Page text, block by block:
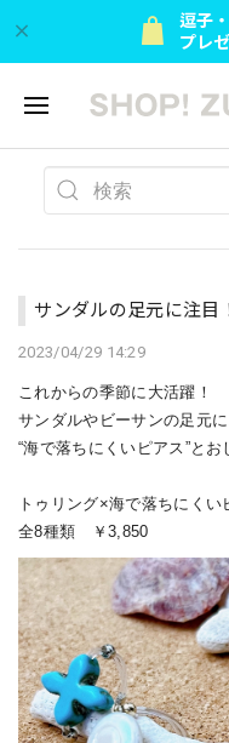
逗子
プレ
サンダルの足元に注
2023/04/29 14:29
これからの季節に大活躍！
サンダルやビーサンの足元
“海で落ちにくいピアス”と
トゥリング×海で落ちにく
全8種類 ￥3,850